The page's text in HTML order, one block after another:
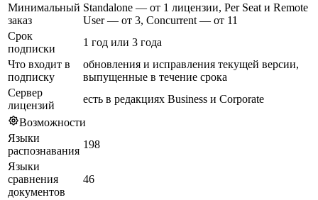
Минимальный
заказ
Standalone — от 1 лицензии, Per Seat и Remote
User — от 3, Concurrent — от 11
Срок
подписки
1 год или 3 года
Что входит в
подписку
обновления и исправления текущей версии,
выпущенные в течение срока
Сервер
лицензий
есть в редакциях Business и Corporate
Возможности
Языки
распознавания
198
Языки
сравнения
документов
46